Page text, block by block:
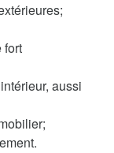
fort
aussi